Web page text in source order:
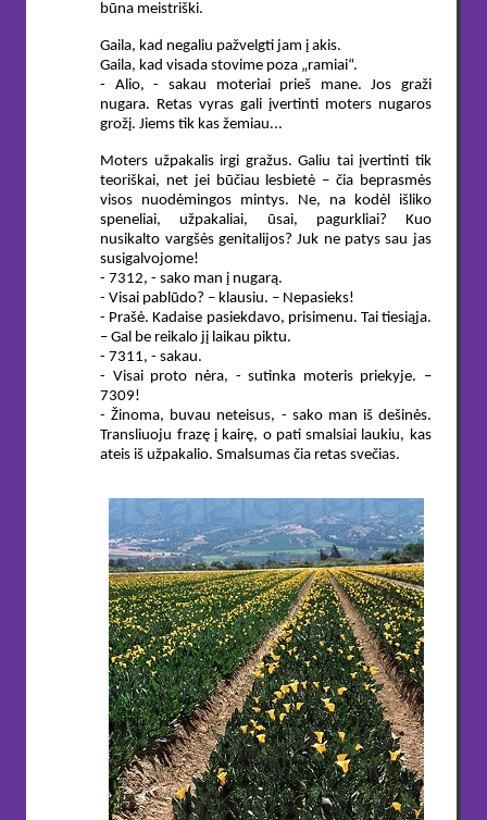
būna meistriški.
Gaila, kad negaliu pažvelgti jam į akis.
Gaila, kad visada stovime poza „ramiai“.
- Alio, - sakau moteriai prieš mane. Jos graži
nugara. Retas vyras gali įvertinti moters nugaros
grožį. Jiems tik kas žemiau...
Moters užpakalis irgi gražus. Galiu tai įvertinti tik
teoriškai, net jei būčiau lesbietė – čia beprasmės
visos nuodėmingos mintys. Ne, na kodėl išliko
speneliai, užpakaliai, ūsai, pagurkliai? Kuo
nusikalto vargšės genitalijos? Juk ne patys sau jas
susigalvojome!
- 7312, - sako man į nugarą.
- Visai pablūdo? – klausiu. – Nepasieks!
- Prašė. Kadaise pasiekdavo, prisimenu. Tai tiesiąja.
– Gal be reikalo jį laikau piktu.
- 7311, - sakau.
- Visai proto nėra, - sutinka moteris priekyje. –
7309!
- Žinoma, buvau neteisus, - sako man iš dešinės.
Transliuoju frazę į kairę, o pati smalsiai laukiu, kas
ateis iš užpakalio. Smalsumas čia retas svečias.